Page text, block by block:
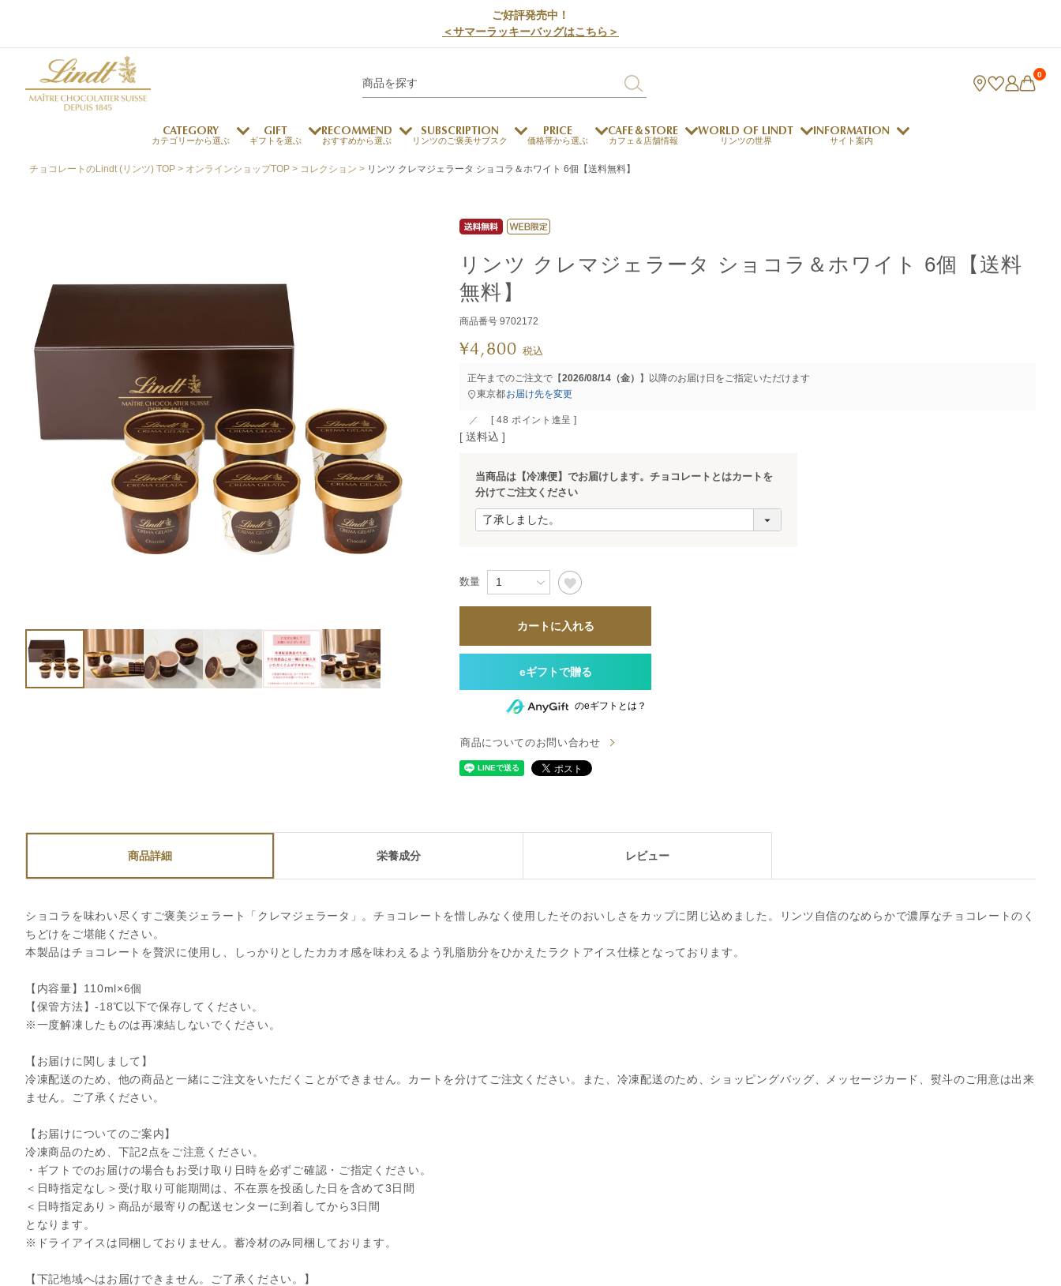
ご好評発売中！
＜サマーラッキーバッグはこちら＞
0
CATEGORY
カテゴリーから選ぶ
ドバイスタイル
チョコレート
ショコラスイーツ
(焼き菓子)
リンツ・シン 送料無料
すべて
GIFT
ギフトを選ぶ
法人ギフト
RECOMMEND
おすすめから選ぶ
サマーチョコレート
すべて
SUBSCRIPTION
リンツのご褒美サブスク
PRICE
価格帯から選ぶ
CAFE＆STORE
カフェ＆店舗情報
店舗からのお知らせ デジタルギフト
WORLD OF LINDT
リンツの世界
メートルショコラティエ
チョコレートと紅茶
INFORMATION
サイト案内
採用情報
チョコレートのLindt (リンツ) TOP オンラインショップTOP コレクション リンツ クレマジェラータ ショコラ＆ホワイト 6個【送料無料】
リンツ クレマジェラータ ショコラ＆ホワイト 6個【送料
無料】
商品番号 9702172
¥4,800 税込
正午までのご注文で【2026/08/14（金）
】以降のお届け日をご指定いただけます
東京都お届け先を変更
[ 48 ポイント進呈 ]
送料込
当商品は【冷凍便】でお届けします。チョコレートとはカートを
分けてご注文ください
カートに入れる
のeギフトとは？
商品についてのお問い合わせ
商品詳細 栄養成分 レビュー
ショコラを味わい尽くすご褒美ジェラート「クレマジェラータ」。チョコレートを惜しみなく使用したそのおいしさをカップに閉じ込めました。リンツ自信のなめらかで濃厚なチョコレートのく
ちどけをご堪能ください。
本製品はチョコレートを贅沢に使用し、しっかりとしたカカオ感を味わえるよう乳脂肪分をひかえたラクトアイス仕様となっております。
【内容量】110ml×6個
【保管方法】-18℃以下で保存してください。
※一度解凍したものは再凍結しないでください。
【お届けに関しまして】
冷凍配送のため、他の商品と一緒にご注文をいただくことができません。カートを分けてご注文ください。また、冷凍配送のため、ショッピングバッグ、メッセージカード、熨斗のご用意は出来
ません。ご了承ください。
【お届けについてのご案内】
冷凍商品のため、下記2点をご注意ください。
・ギフトでのお届けの場合もお受け取り日時を必ずご確認・ご指定ください。
＜日時指定なし＞受け取り可能期間は、不在票を投函した日を含めて3日間
＜日時指定あり＞商品が最寄りの配送センターに到着してから3日間
となります。
※ドライアイスは同梱しておりません。蓄冷材のみ同梱しております。
【下記地域へはお届けできません。ご了承ください。】